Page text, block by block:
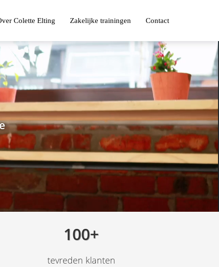
Colette Elting Zakelijke trainingen Contact
100+
tevreden klanten